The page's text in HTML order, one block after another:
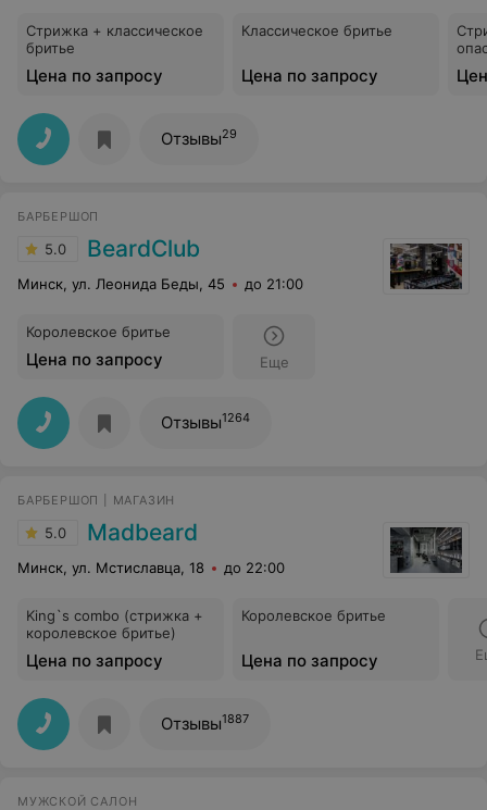
Стрижка + классическое
бритье
Цена по запросу
Классическое бритье
Цена по запросу
Отзывы29
БАРБЕРШОП
5.0 BeardClub
Минск, ул. Леонида Беды, 45 до 21:00
Королевское бритье
Цена по запросу Еще
Отзывы1264
БАРБЕРШОП | МАГАЗИН
5.0 Madbeard
Минск, ул. Мстиславца, 18 до 22:00
King`s combo (стрижка +
королевское бритье)
Цена по запросу
Королевское бритье
Цена по запросу
Отзывы1887
МУЖСКОЙ САЛОН